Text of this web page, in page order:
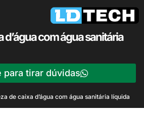
d’água com água sanitária
para tirar dúvidas
de caixa d’água com água sanitária líquida